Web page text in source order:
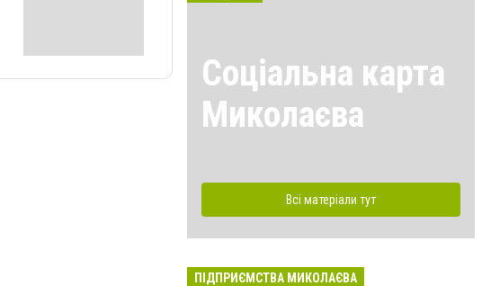
Соціальна карта
Миколаєва
Всі матеріали тут
ПІДПРИЄМСТВА МИКОЛАЄВА